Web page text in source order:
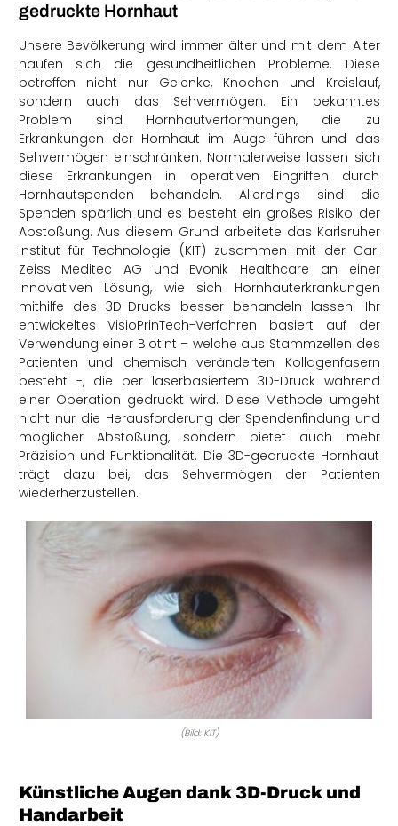
gedruckte Hornhaut
Unsere Bevölkerung wird immer älter und mit dem Alter
häufen sich die gesundheitlichen Probleme. Diese
betreffen nicht nur Gelenke, Knochen und Kreislauf,
sondern auch das Sehvermögen. Ein bekanntes
Problem sind Hornhautverformungen, die zu
Erkrankungen der Hornhaut im Auge führen und das
Sehvermögen einschränken. Normalerweise lassen sich
diese Erkrankungen in operativen Eingriffen durch
Hornhautspenden behandeln. Allerdings sind die
Spenden spärlich und es besteht ein großes Risiko der
Abstoßung. Aus diesem Grund arbeitete das Karlsruher
Institut für Technologie (KIT) zusammen mit der Carl
Zeiss Meditec AG und Evonik Healthcare an einer
innovativen Lösung, wie sich Hornhauterkrankungen
mithilfe des 3D-Drucks besser behandeln lassen. Ihr
entwickeltes VisioPrinTech-Verfahren basiert auf der
Verwendung einer Biotint – welche aus Stammzellen des
Patienten und chemisch veränderten Kollagenfasern
besteht -, die per laserbasiertem 3D-Druck während
einer Operation gedruckt wird. Diese Methode umgeht
nicht nur die Herausforderung der Spendenfindung und
möglicher Abstoßung, sondern bietet auch mehr
Präzision und Funktionalität. Die 3D-gedruckte Hornhaut
trägt dazu bei, das Sehvermögen der Patienten
wiederherzustellen.
(Bild: KIT)
Künstliche Augen dank 3D-Druck und
Handarbeit